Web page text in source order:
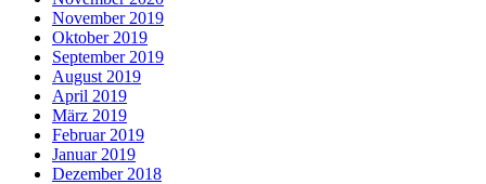
November 2019
Oktober 2019
September 2019
August 2019
April 2019
März 2019
Februar 2019
Januar 2019
Dezember 2018